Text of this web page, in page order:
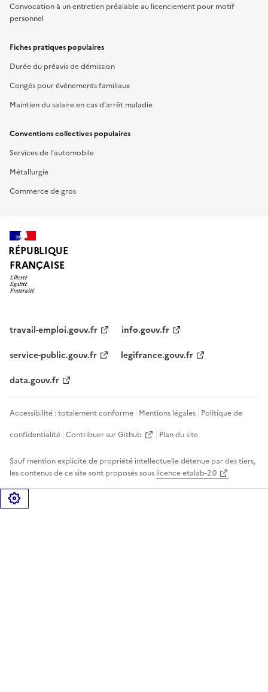
Convocation à un entretien préalable au licenciement pour motif
personnel
Fiches pratiques populaires
Durée du préavis de démission
Congés pour événements familiaux
Maintien du salaire en cas d'arrêt maladie
Conventions collectives populaires
Services de l'automobile
Métallurgie
Commerce de gros
RÉPUBLIQUE
FRANÇAISE
travail-emploi.gouv.fr
info.gouv.fr
service-public.gouv.fr
legifrance.gouv.fr
data.gouv.fr
Accessibilité : totalement conforme Mentions légales Politique de
confidentialité Contribuer sur Github Plan du site
Sauf mention explicite de propriété intellectuelle détenue par des tiers,
les contenus de ce site sont proposés sous licence etalab-2.0
Gérer les cookies